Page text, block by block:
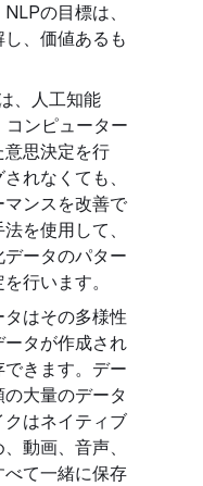
の目標は、
、価値あるも
、人工知能
コンピューター
思決定を行
れなくても、
ンスを改善で
を使用して、
ータのパター
行います。
タはその多様性
タが作成され
きます。デー
大量のデータ
はネイティブ
動画、音声、
て一緒に保存